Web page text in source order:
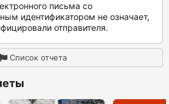
письма со
идентификатором не означает,
отправителя.
Список отчета